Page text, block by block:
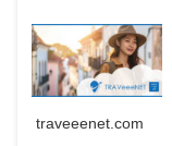
traveeenet.com